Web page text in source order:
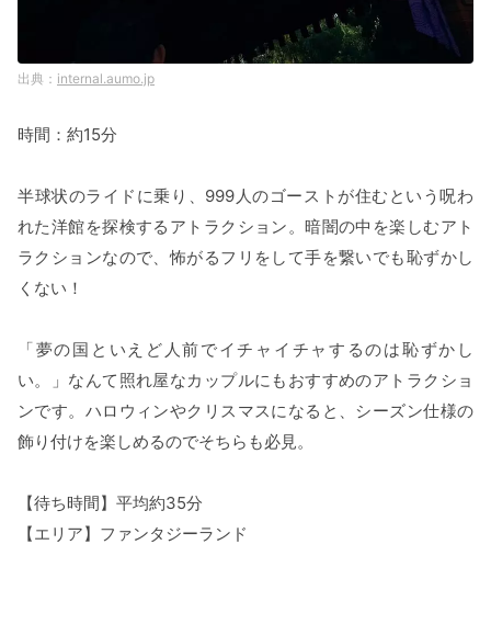
internal.aumo.jp
時間：約15分
半球状のライドに乗り、999人のゴーストが住むという呪わ
れた洋館を探検するアトラクション。暗闇の中を楽しむアト
ラクションなので、怖がるフリをして手を繋いでも恥ずかし
くない！
「夢の国といえど人前でイチャイチャするのは恥ずかし
い。」なんて照れ屋なカップルにもおすすめのアトラクショ
ンです。ハロウィンやクリスマスになると、シーズン仕様の
飾り付けを楽しめるのでそちらも必見。
【待ち時間】平均約35分
【エリア】ファンタジーランド